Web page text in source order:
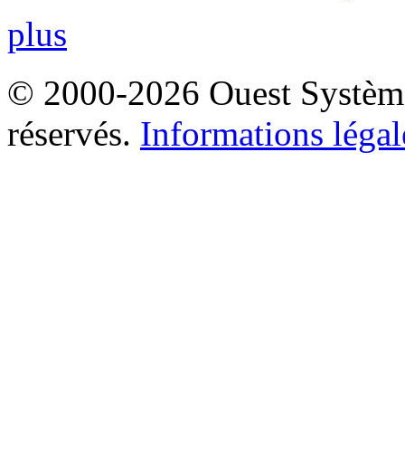
plus
© 2000-2026 Ouest
réservés. Informations